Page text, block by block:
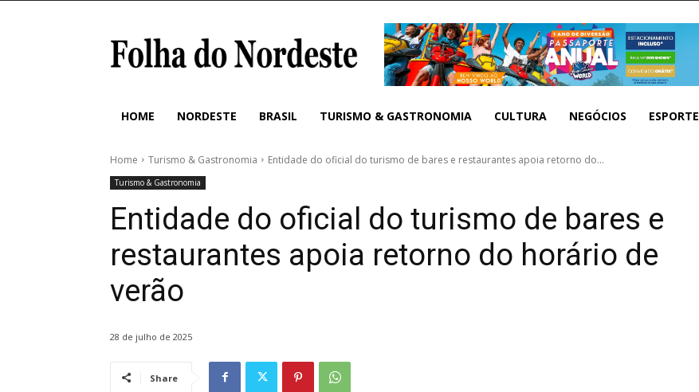
HOME NORDESTE BRASIL TURISMO & GASTRONOMIA CULTURA NEGÓCIOS ESPORTE
Home Turismo & Gastronomia Entidade do oficial do turismo de bares e restaurantes apoia retorno do...
Turismo & Gastronomia
Entidade do oficial do turismo de bares e
restaurantes apoia retorno do horário de
verão
28 de julho de 2025
Share